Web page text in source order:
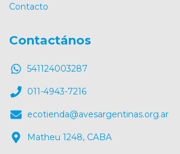
Contacto
Contactános
541124003287
011-4943-7216
ecotienda@avesargentinas.org.ar
Matheu 1248, CABA